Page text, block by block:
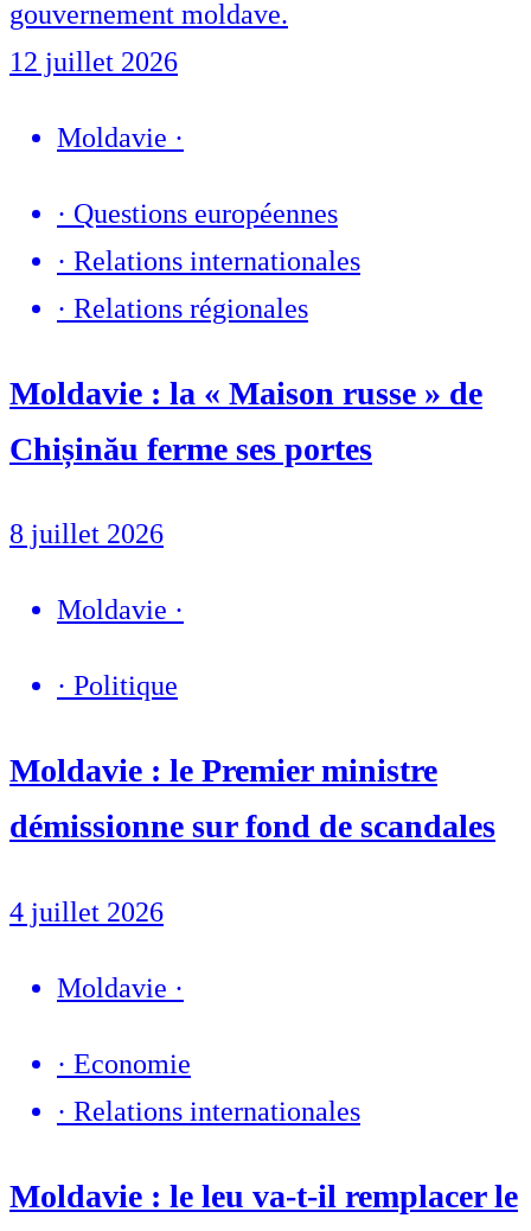
gouvernement moldave.
12 juillet 2026
Moldavie ·
· Questions européennes
· Relations internationales
· Relations régionales
Moldavie : la « Maison russe » de
Chișinău ferme ses portes
8 juillet 2026
Moldavie ·
· Politique
Moldavie : le Premier ministre
démissionne sur fond de scandales
4 juillet 2026
Moldavie ·
· Economie
· Relations internationales
Moldavie : le leu va-t-il remplacer le